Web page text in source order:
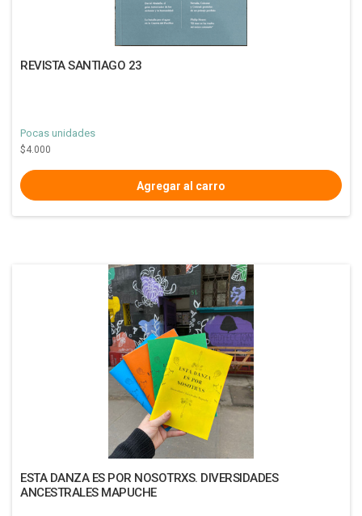
REVISTA SANTIAGO 23
Pocas unidades
$4.000
ESTA DANZA ES POR NOSOTRXS. DIVERSIDADES
ANCESTRALES MAPUCHE